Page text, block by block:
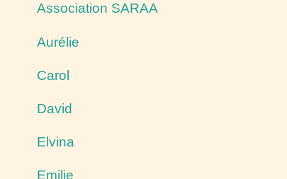
Association SARAA
Aurélie
Carol
David
Elvina
Emilie